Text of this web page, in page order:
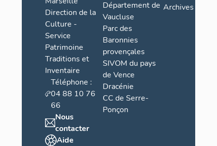
Direction de la
Culture -
Service
Patrimoine
Traditions et
Inventaire
Téléphone :
04 88 10 76
66
Nous
contacter
Aide
Département de
Vaucluse
Parc des
Baronnies
provençales
SIVOM du pays
de Vence
Dracénie
CC de Serre-
Ponçon
Archives